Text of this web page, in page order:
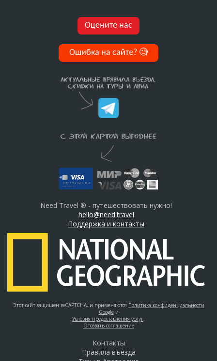
Оцените нас
Ошибка на сайте? 🧐
Need Travel ® - путешествовать нужно!
hello@need.travel
Поддержка и контакты
Этот сайт защищен reCAPTCHA, и применяются Политика конфиденциальности
Googleи
Условия предоставления услуг.
Отозвать соглашение
Контакты
Правила въезда